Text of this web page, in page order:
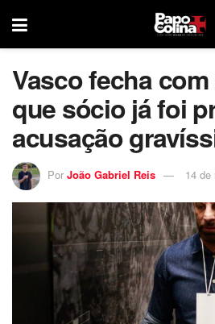
Vasco fecha
que sócio já foi
acusação
Por João Gabriel Reis 14 de